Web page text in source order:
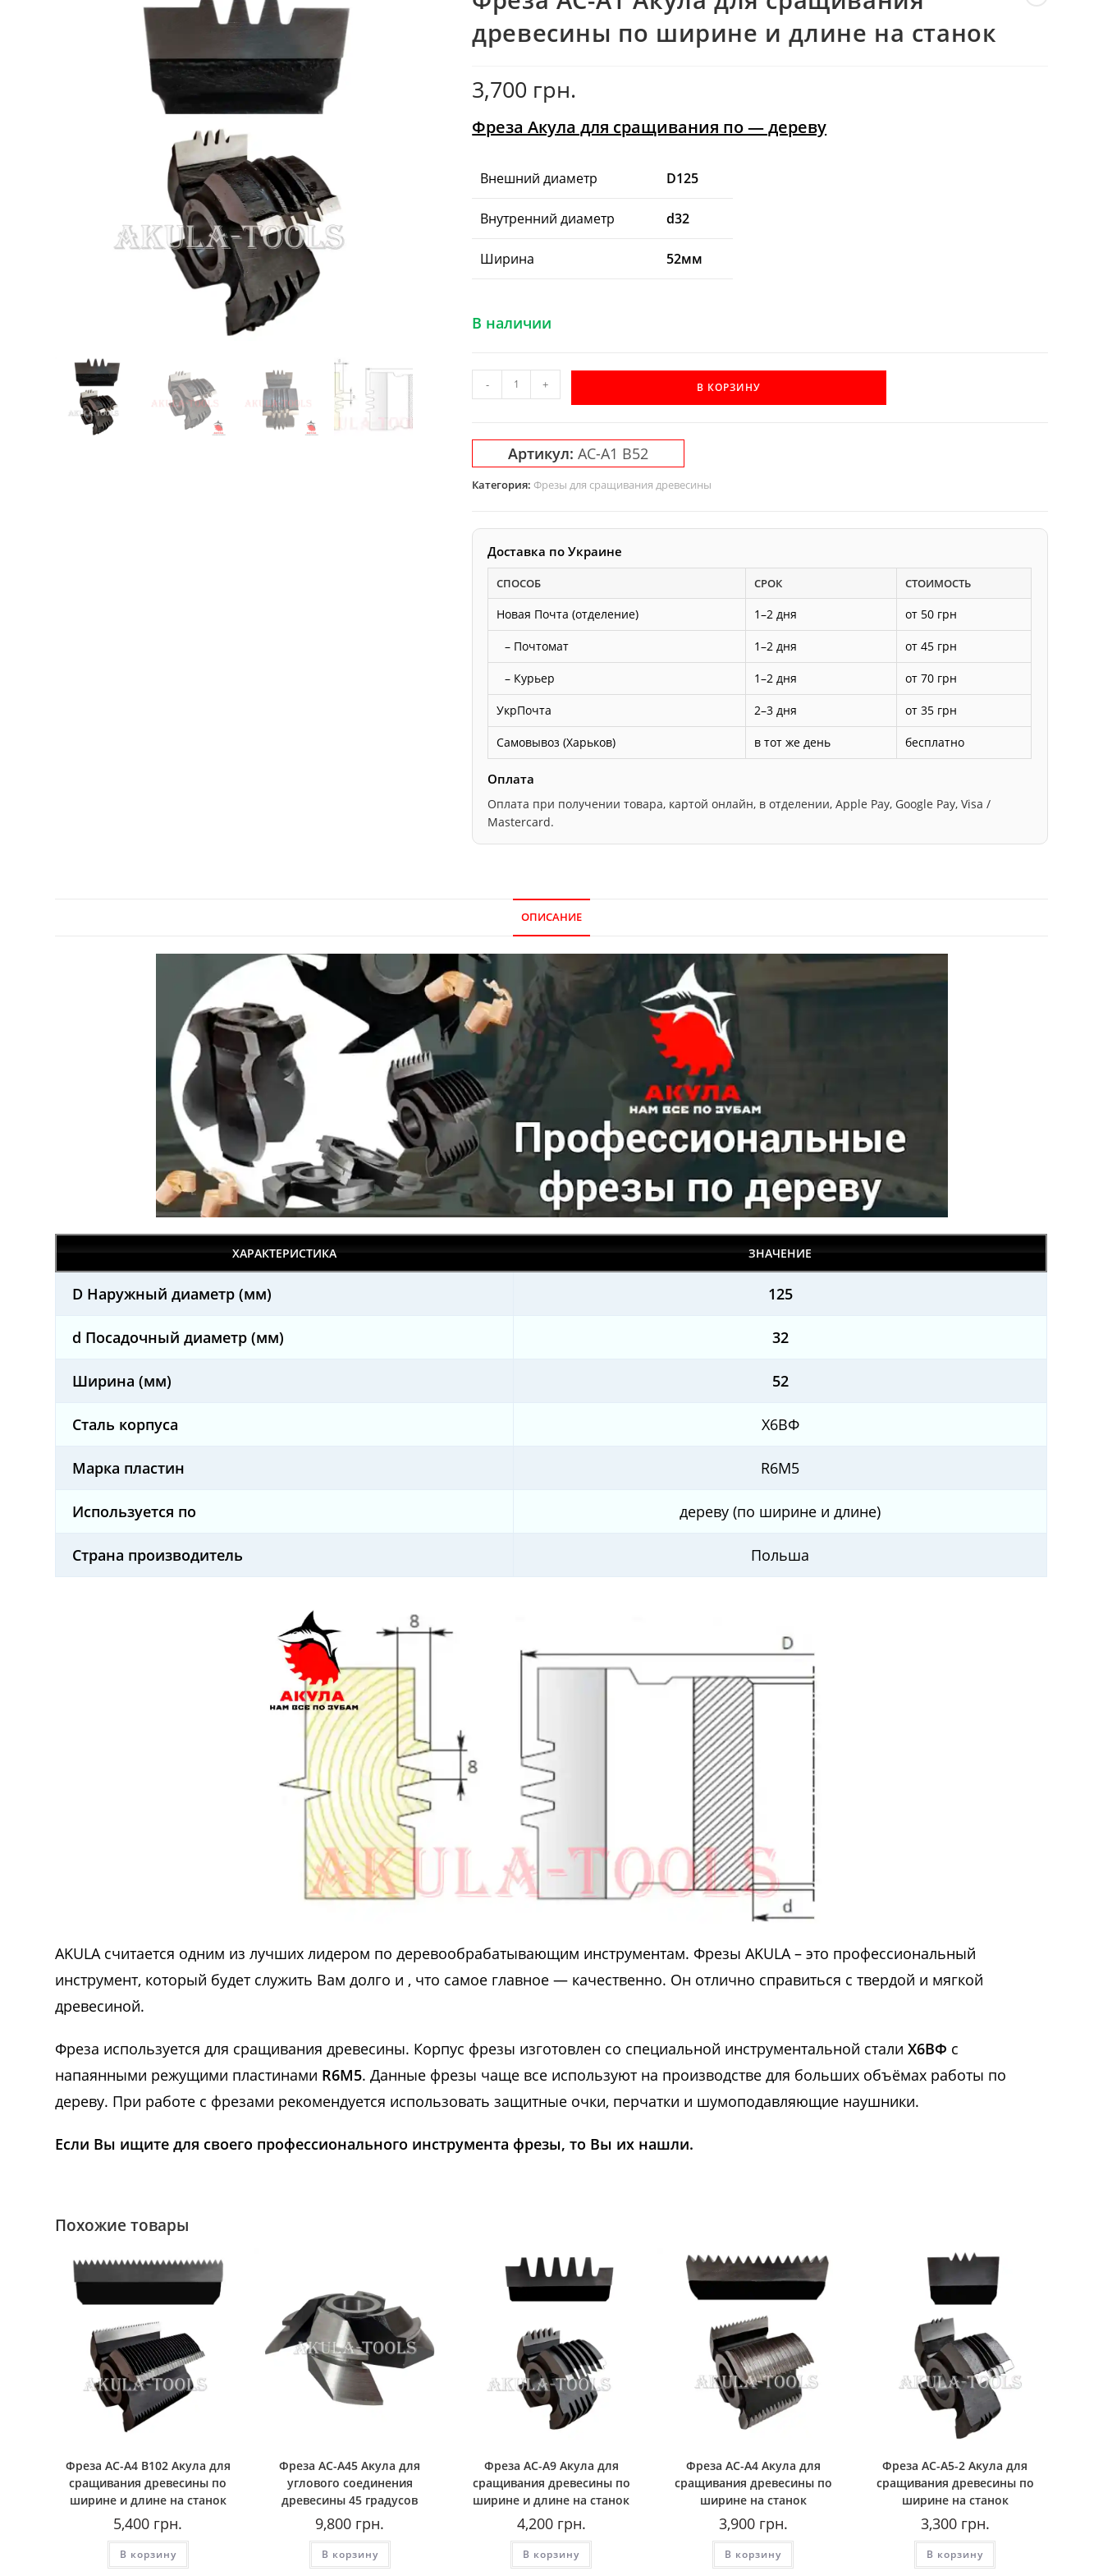
древесины по ширине и длине на станок
3,700 грн.
Фреза Акула для сращивания по — дереву
Внешний диаметр D125
Внутренний диаметр d32
Ширина 52мм
В наличии
Количество
товара
AС-
Акула
ширине
станок
- + В КОРЗИНУ
Артикул:AС-A1 B52
Категория:Фрезы для сращивания древесины
Доставка по Украине
СПОСОБ СРОК СТОИМОСТЬ
Новая Почта (отделение) 1–2 дня от 50 грн
– Почтомат 1–2 дня от 45 грн
– Курьер 1–2 дня от 70 грн
УкрПочта 2–3 дня от 35 грн
Самовывоз (Харьков) в тот же день бесплатно
Оплата
Оплата при получении товара, картой онлайн, в отделении, Apple Pay, Google Pay, Visa /
Mastercard.
ОПИСАНИЕ
ХАРАКТЕРИСТИКА ЗНАЧЕНИЕ
D Наружный диаметр (мм) 125
d Посадочный диаметр (мм) 32
Ширина (мм) 52
Сталь корпуса Х6ВФ
Марка пластин R6M5
Используется по дереву (по ширине и длине)
Страна производитель Польша
AKULA считается одним из лучших лидером по деревообрабатывающим инструментам. Фрезы AKULA – это профессиональный
инструмент, который будет служить Вам долго и , что самое главное — качественно. Он отлично справиться с твердой и мягкой
древесиной.
Фреза используется для сращивания древесины. Корпус фрезы изготовлен со специальной инструментальной сталиХ6ВФ с
напаянными режущими пластинами R6M5. Данные фрезы чаще все используют на производстве для больших объёмах работы по
дереву. При работе с фрезами рекомендуется использовать защитные очки, перчатки и шумоподавляющие наушники.
Если Вы ищите для своего профессионального инструмента фрезы, то Вы их нашли.
Похожие товары
Фреза AС-A4 B102 Акула для
сращивания древесины по
ширине и длине на станок
5,400 грн.
В корзину
Фреза АС-А45 Акула для
углового соединения
древесины 45 градусов
9,800 грн.
В корзину
Фреза AС-A9 Акула для
сращивания древесины по
ширине и длине на станок
4,200грн.
В корзину
Фреза AС-A4 Акула для
сращивания древесины по
ширине на станок
3,900грн.
В корзину
Фреза AС-A5-2 Акула для
сращивания древесины по
ширине на станок
3,300грн.
В корзину